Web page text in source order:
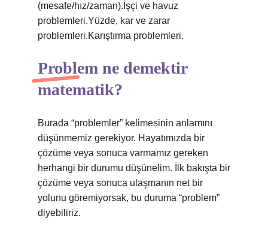
(mesafe/hız/zaman).İşçi ve havuz
problemleri.Yüzde, kar ve zarar
problemleri.Karıştırma problemleri.
Problem ne demektir
matematik?
Burada “problemler” kelimesinin anlamını
düşünmemiz gerekiyor. Hayatımızda bir
çözüme veya sonuca varmamız gereken
herhangi bir durumu düşünelim. İlk bakışta bir
çözüme veya sonuca ulaşmanın net bir
yolunu göremiyorsak, bu duruma “problem”
diyebiliriz.